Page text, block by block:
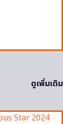
ดูเพิ่มเติม